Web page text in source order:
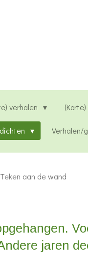
verhalen
Verhalen/
Teken aan de wand
jaren